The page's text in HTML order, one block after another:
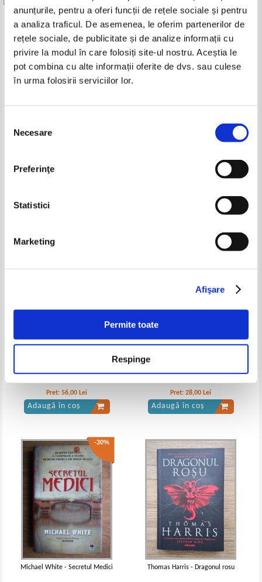
anunțurile, pentru a oferi funcții de rețele sociale și pentru
a analiza traficul. De asemenea, le oferim partenerilor de
rețele sociale, de publicitate și de analize informații cu
privire la modul în care folosiți site-ul nostru. Aceștia le
pot combina cu alte informații oferite de dvs. sau culese
în urma folosirii serviciilor lor.
consimțământului
Necesare
Preferinţe
Statistici
Marketing
Afişare
Permite toate
Respinge
Produse din aceeasi categorie
Lynn Picknett si Clive Prince -
Adaugă în coș
Isaac Asimov - Calatorie
Pret:56,00 Lei
Adaugă în coș
Pret:28,00 Lei
Adaugă în coș
-30%
Michael White - Secretul Medici Thomas Harris - Dragonul rosu